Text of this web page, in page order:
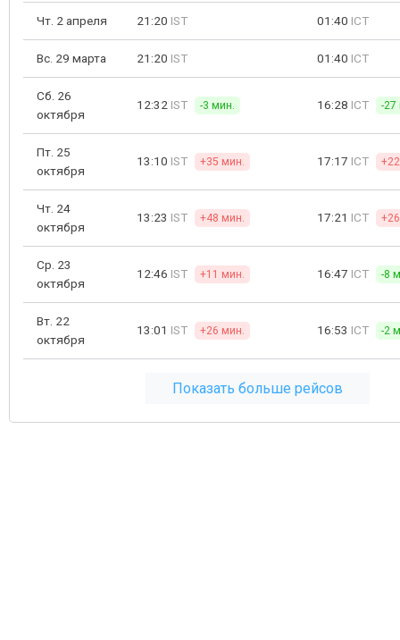
Чт. 2 апреля 21:20 IST 01:40 ICT
Вс. 29 марта 21:20 IST 01:40 ICT
Сб. 26
октября
12:32 IST -3 мин. 16:28 ICT -27
Пт. 25
октября
13:10 IST +35 мин. 17:17 ICT
Чт. 24
октября
13:23 IST +48 мин. 17:21 ICT
Ср. 23
октября
12:46 IST +11 мин. 16:47 ICT -8
Вт. 22
октября
13:01 IST +26 мин. 16:53 ICT -2
Показать больше рейсов